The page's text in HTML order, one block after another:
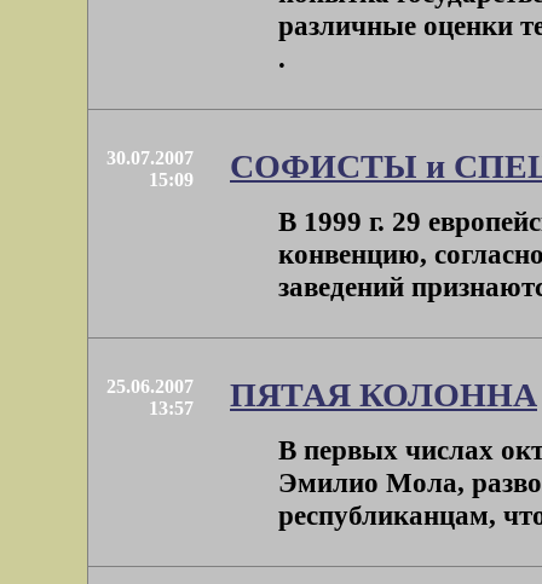
различные оценки
.
30.07.2007
15:09
СОФИСТЫ и
В 1999 г. 29
конвенцию,
заведений
25.06.2007
13:57
ПЯТАЯ КОЛОННА
В первых числах
Эмилио Мола,
республиканцам,